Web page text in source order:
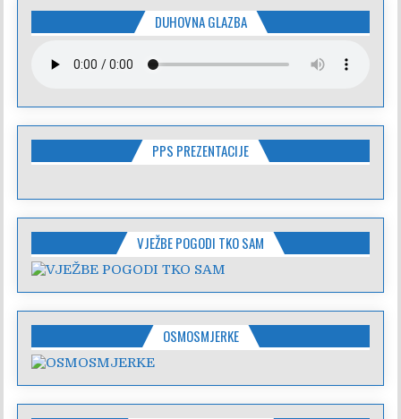
DUHOVNA GLAZBA
PPS PREZENTACIJE
VJEŽBE POGODI TKO SAM
OSMOSMJERKE